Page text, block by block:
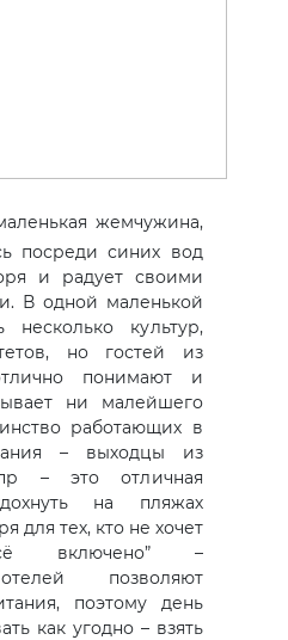
жемчужина,
посреди синих вод
и радует своими
В одной маленькой
несколько культур,
но гостей из
понимают и
ни малейшего
работающих в
– выходцы из
– это отличная
на пляжах
для тех, кто не хочет
включено” –
позволяют
поэтому день
как угодно – взять